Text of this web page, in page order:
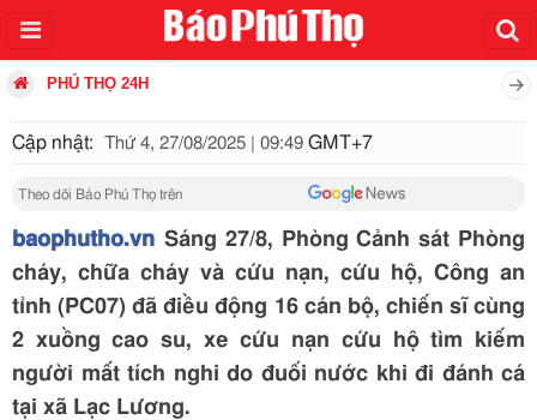
PHÚ THỌ 24H
Cập nhật: Thứ 4, 27/08/2025 | 09:49 GMT+7
Theo dõi Báo Phú Thọ trên
baophutho.vn Sáng 27/8, Phòng Cảnh sát Phòng
cháy, chữa cháy và cứu nạn, cứu hộ, Công an
tỉnh (PC07) đã điều động 16 cán bộ, chiến sĩ cùng
2 xuồng cao su, xe cứu nạn cứu hộ tìm kiếm
người mất tích nghi do đuối nước khi đi đánh cá
tại xã Lạc Lương.